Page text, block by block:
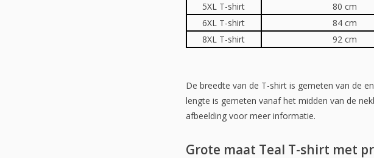
5XL T-shirt
80 cm
6XL T-shirt
84 cm
8XL T-shirt
92 cm
De breedte van de T-shirt is gemeten van de
lengte is gemeten vanaf het midden van de
afbeelding voor meer informatie.
Grote maat Teal T-shirt met